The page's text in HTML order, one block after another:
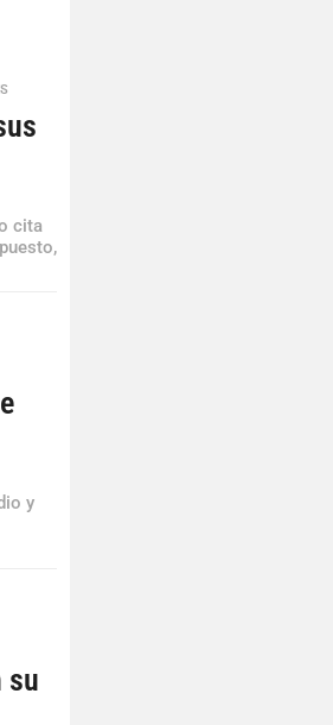
cita
y
su